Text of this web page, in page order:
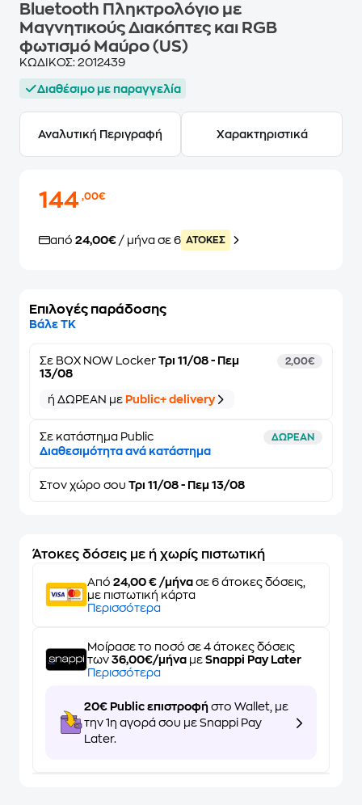
Bluetooth Πληκτρολόγιο με
Μαγνητικούς Διακόπτες και RGB
φωτισμό Μαύρο (US)
ΚΩΔΙΚΟΣ: 2012439
Διαθέσιμο με παραγγελία
Αναλυτική Περιγραφή Χαρακτηριστικά
144,00€
από 24,00€ / μήνα σε 6 ATOKEΣ
Επιλογές παράδοσης
Βάλε ΤΚ
Σε BOX NOW Locker Τρι 11/08 - Πεμ
13/08
2,00€
ή ΔΩΡΕΑΝ με Public+ delivery
Σε κατάστημα Public ΔΩΡΕΑΝ
Διαθεσιμότητα ανά κατάστημα
Στον χώρο σου Τρι 11/08 - Πεμ 13/08
Άτοκες δόσεις με ή χωρίς πιστωτική
Από 24,00 € /μήνα σε 6 άτοκες δόσεις,
με πιστωτική κάρτα
Περισσότερα
Μοίρασε το ποσό σε 4 άτοκες δόσεις
των 36,00€/μήνα με Snappi Pay Later
Περισσότερα
20€ Public επιστροφή στο Wallet, με
την 1η αγορά σου με Snappi Pay
Later.